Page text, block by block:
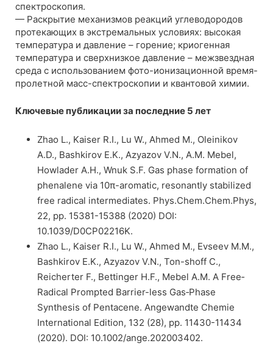
спектроскопия.
— Раскрытие механизмов реакций углеводородов
протекающих в экстремальных условиях: высокая
температура и давление – горение; криогенная
температура и сверхнизкое давление – межзвездная
среда с использованием фото-ионизационной время-
пролетной масс-спектроскопии и квантовой химии.
Ключевые публикации за последние 5 лет
Zhao L., Kaiser R.I., Lu W., Ahmed M., Oleinikov
A.D., Bashkirov E.K., Azyazov V.N., A.M. Mebel,
Howlader A.H., Wnuk S.F. Gas phase formation of
phenalene via 10π-aromatic, resonantly stabilized
free radical intermediates. Phys.Chem.Chem.Phys,
22, pp. 15381-15388 (2020) DOI:
10.1039/D0CP02216K.
Zhao L., Kaiser R.I., Lu W., Ahmed M., Evseev M.M.,
Bashkirov E.K., Azyazov V.N., Ton-shoff C.,
Reicherter F., Bettinger H.F., Mebel A.M. A Free‐
Radical Prompted Barrier-less Gas‐Phase
Synthesis of Pentacene. Angewandte Chemie
International Edition, 132 (28), pp. 11430-11434
(2020). DOI: 10.1002/ange.202003402.